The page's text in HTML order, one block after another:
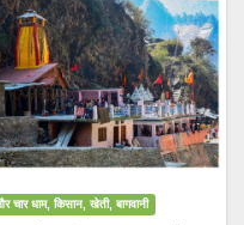
चार धाम, किसान, खेती, बागवानी